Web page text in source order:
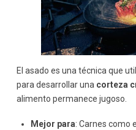
El asado es una técnica que
para desarrollar una corteza
alimento permanece jugoso.
Mejor para: Carnes como